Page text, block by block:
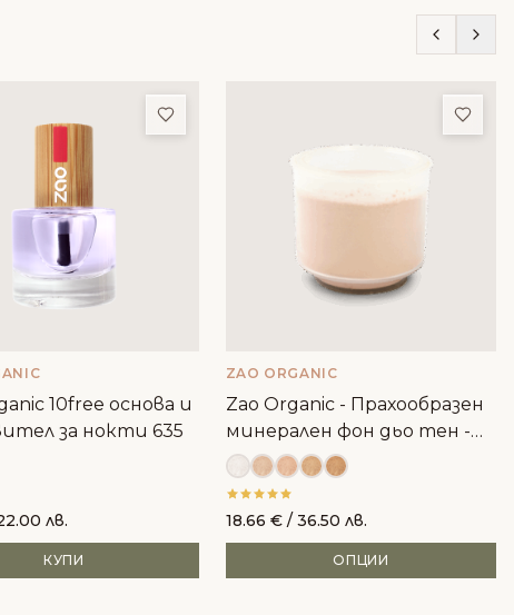
Добави в любими
10free основа и
за нокти 635
лв.
КУПИ
ZAO ORGANIC
Zao Organic - Прахообразен
минерален фон дьо тен -
пълнител
18.66 €/ 36.50 лв.
ОПЦИИ